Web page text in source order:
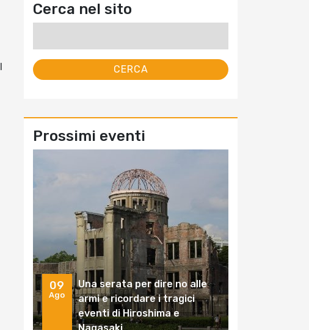
Cerca nel sito
Prossimi eventi
09
Ago
Una serata per dire no alle
armi e ricordare i tragici
eventi di Hiroshima e